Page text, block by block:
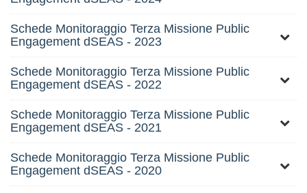
Schede Monitoraggio Terza Missione Public
Engagement dSEAS - 2023
Schede Monitoraggio Terza Missione Public
Engagement dSEAS - 2022
Schede Monitoraggio Terza Missione Public
Engagement dSEAS - 2021
Schede Monitoraggio Terza Missione Public
Engagement dSEAS - 2020